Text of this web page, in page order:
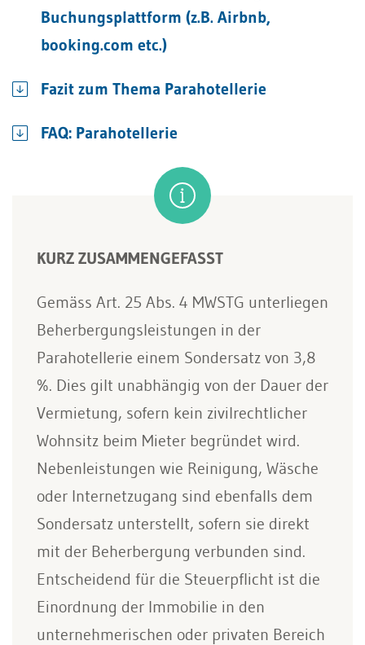
Buchungsplattform (z.B. Airbnb,
booking.com etc.)
Fazit zum Thema Parahotellerie
FAQ: Parahotellerie
KURZ ZUSAMMENGEFASST
Gemäss Art. 25 Abs. 4 MWSTG unterliegen
Beherbergungsleistungen in der
Parahotellerie einem Sondersatz von 3,8
%. Dies gilt unabhängig von der Dauer der
Vermietung, sofern kein zivilrechtlicher
Wohnsitz beim Mieter begründet wird.
Nebenleistungen wie Reinigung, Wäsche
oder Internetzugang sind ebenfalls dem
Sondersatz unterstellt, sofern sie direkt
mit der Beherbergung verbunden sind.
Entscheidend für die Steuerpflicht ist die
Einordnung der Immobilie in den
unternehmerischen oder privaten Bereich